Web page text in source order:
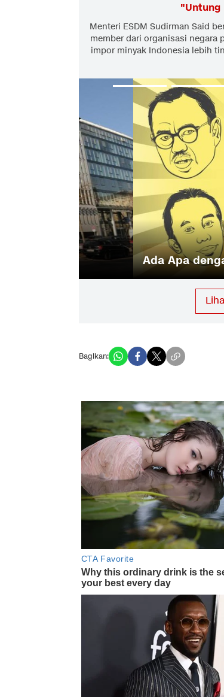
"Untung
Menteri ESDM Sudirman Said
member dari organisasi negara
impor minyak Indonesia lebih
Menteri ESDM
Kritik
Bagikan: